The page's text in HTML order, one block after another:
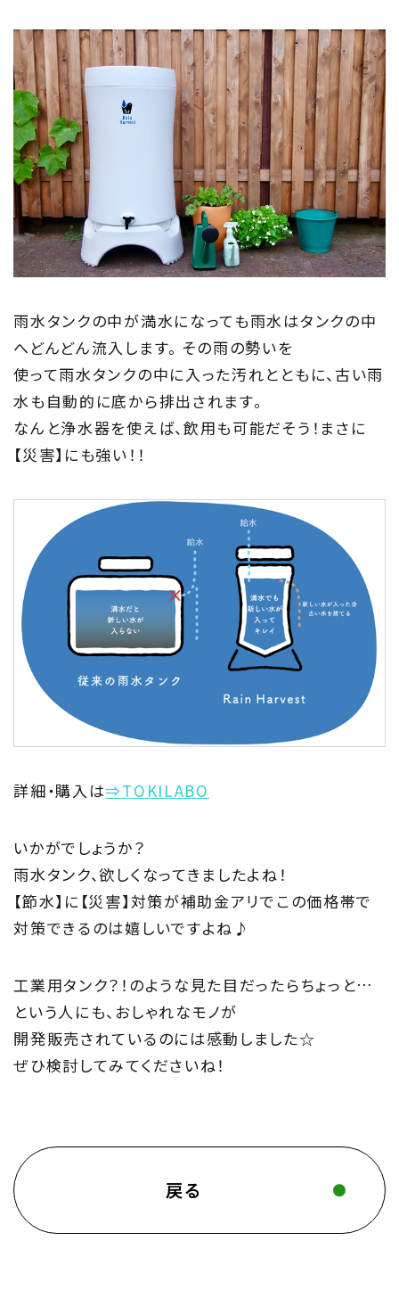
雨水タンクの中が満水になっても雨水はタンクの中
へどんどん流入します。 その雨の勢いを
使って雨水タンクの中に入った汚れとともに、古い雨
水も自動的に底から排出されます。
なんと浄水器を使えば、飲用も可能だそう！まさに
【災害】にも強い！！
詳細・購入は⇒TOKILABO
いかがでしょうか？
雨水タンク、欲しくなってきましたよね！
【節水】に【災害】対策が補助金アリでこの価格帯で
対策できるのは嬉しいですよね♪
工業用タンク？！のような見た目だったらちょっと…
という人にも、おしゃれなモノが
開発販売されているのには感動しました☆
ぜひ検討してみてくださいね！
戻る